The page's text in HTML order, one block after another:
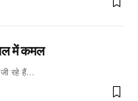
में कमल
रहे हैं…